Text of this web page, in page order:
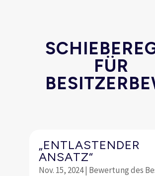
FÜR
„ENTLASTENDER
ANSATZ“
Nov. 15, 2024| Bewertung des